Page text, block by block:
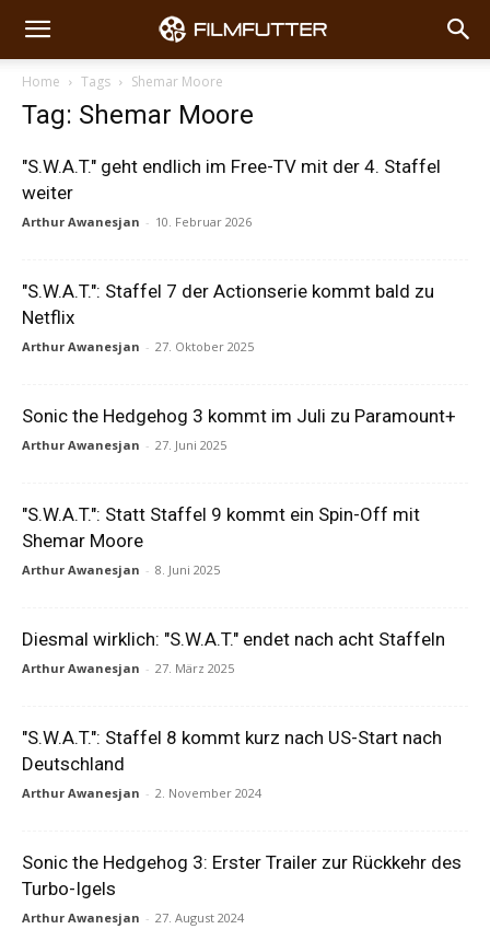
Home Tags Shemar Moore
Tag: Shemar Moore
"S.W.A.T." geht endlich im Free-TV mit der 4. Staffel
weiter
Arthur Awanesjan - 10. Februar 2026
"S.W.A.T.": Staffel 7 der Actionserie kommt bald zu
Netflix
Arthur Awanesjan - 27. Oktober 2025
Sonic the Hedgehog 3 kommt im Juli zu Paramount+
Arthur Awanesjan - 27. Juni 2025
"S.W.A.T.": Statt Staffel 9 kommt ein Spin-Off mit
Shemar Moore
Arthur Awanesjan - 8. Juni 2025
Diesmal wirklich: "S.W.A.T." endet nach acht Staffeln
Arthur Awanesjan - 27. März 2025
"S.W.A.T.": Staffel 8 kommt kurz nach US-Start nach
Deutschland
Arthur Awanesjan - 2. November 2024
Sonic the Hedgehog 3: Erster Trailer zur Rückkehr des
Turbo-Igels
Arthur Awanesjan - 27. August 2024